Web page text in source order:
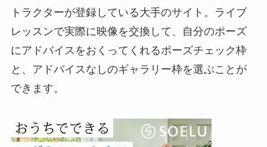
トラクターが登録している大手のサイト。ライブ
レッスンで実際に映像を交換して、自分のポーズ
にアドバイスをおくってくれるポーズチェック枠
と、アドバイスなしのギャラリー枠を選ぶことが
できます。